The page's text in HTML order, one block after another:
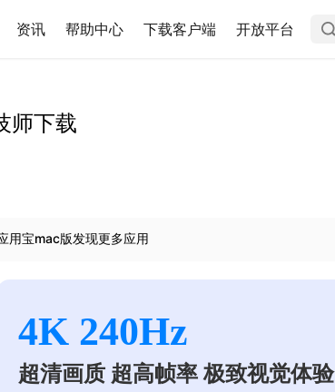
资讯 帮助中心 下载客户端 开放平台
师下载
用宝mac版发现更多应用
4K 240Hz
超清画质 超高帧率 极致视觉体验